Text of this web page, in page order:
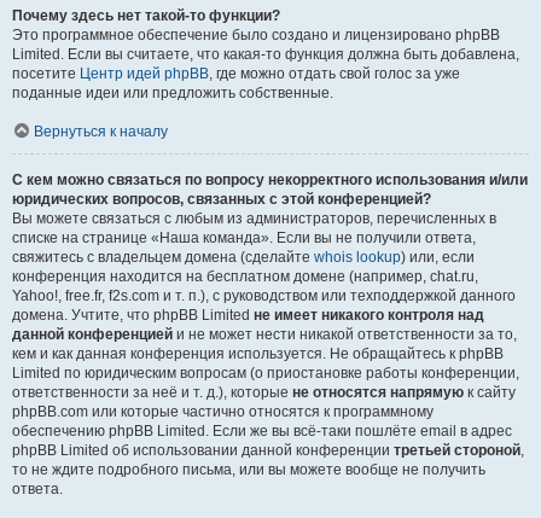
Почему здесь нет такой-то функции?
Это программное обеспечение было создано и лицензировано phpBB
Limited. Если вы считаете, что какая-то функция должна быть добавлена,
посетите Центр идей phpBB, где можно отдать свой голос за уже
поданные идеи или предложить собственные.
Вернуться к началу
С кем можно связаться по вопросу некорректного использования и/или
юридических вопросов, связанных с этой конференцией?
Вы можете связаться с любым из администраторов, перечисленных в
списке на странице «Наша команда». Если вы не получили ответа,
свяжитесь с владельцем домена (сделайте whois lookup) или, если
конференция находится на бесплатном домене (например, chat.ru,
Yahoo!, free.fr, f2s.com и т. п.), с руководством или техподдержкой данного
домена. Учтите, что phpBB Limited не имеет никакого контроля над
данной конференцией и не может нести никакой ответственности за то,
кем и как данная конференция используется. Не обращайтесь к phpBB
Limited по юридическим вопросам (о приостановке работы конференции,
ответственности за неё и т. д.), которые не относятся напрямую к сайту
phpBB.com или которые частично относятся к программному
обеспечению phpBB Limited. Если же вы всё-таки пошлёте email в адрес
phpBB Limited об использовании данной конференции третьей стороной,
то не ждите подробного письма, или вы можете вообще не получить
ответа.